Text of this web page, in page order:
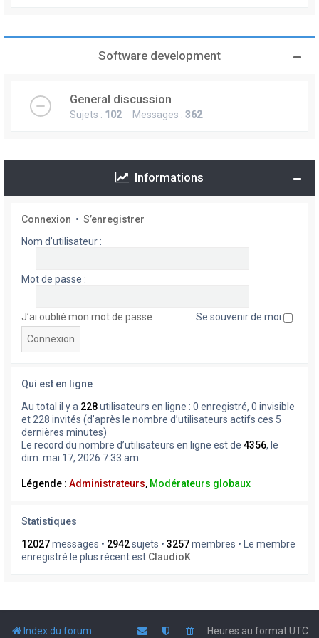
Software development
General discussion
Sujets : 102Messages : 362
Informations
Connexion • S’enregistrer
Nom d’utilisateur :
Mot de passe :
J’ai oublié mon mot de passe Se souvenir de moi
Qui est en ligne
Au total il y a 228utilisateurs en ligne : 0 enregistré, 0 invisible
et 228 invités (d’après le nombre d’utilisateurs actifs ces 5
dernières minutes)
Le record du nombre d’utilisateurs en ligne est de 4356, le
dim. mai 17, 2026 7:33 am
Légende : Administrateurs, Modérateurs globaux
Statistiques
12027messages • 2942sujets • 3257membres • Le membre
enregistré le plus récent est ClaudioK
Index du forum Heures au formatUTC